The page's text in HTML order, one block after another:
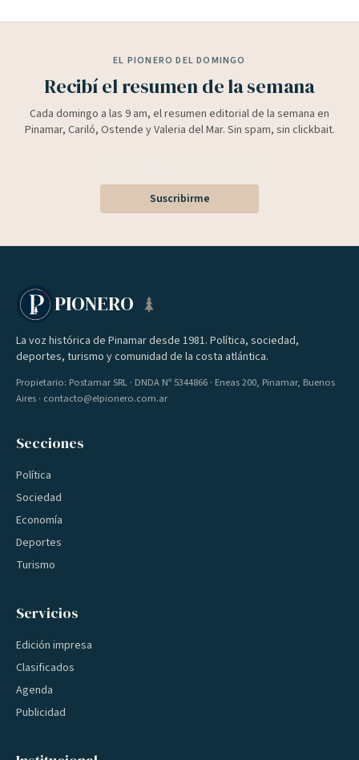
EL PIONERO DEL DOMINGO
Recibí el resumen de la semana
Cada domingo a las 9 am, el resumen editorial de la semana en
Pinamar, Cariló, Ostende y Valeria del Mar. Sin spam, sin clickbait.
Suscribirme
PIONERO
La voz histórica de Pinamar desde 1981. Política, sociedad,
deportes, turismo y comunidad de la costa atlántica.
Propietario: Postamar SRL · DNDA Nº 5344866 · Eneas 200, Pinamar, Buenos
Aires · contacto@elpionero.com.ar
Secciones
Política
Sociedad
Economía
Deportes
Turismo
Servicios
Edición impresa
Clasificados
Agenda
Publicidad